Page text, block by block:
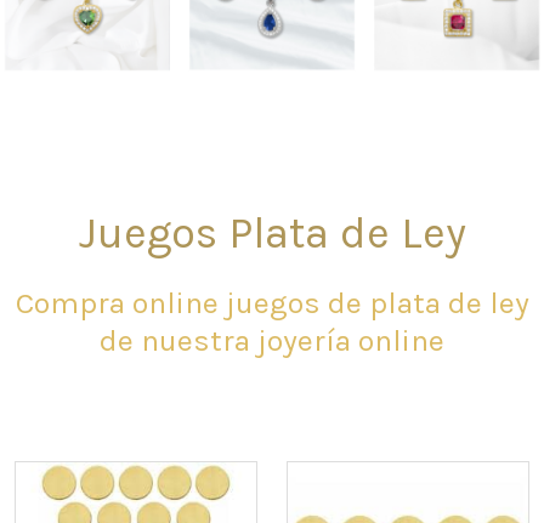
Juegos Plata de Ley
Compra online juegos de plata de ley
de nuestra joyería online